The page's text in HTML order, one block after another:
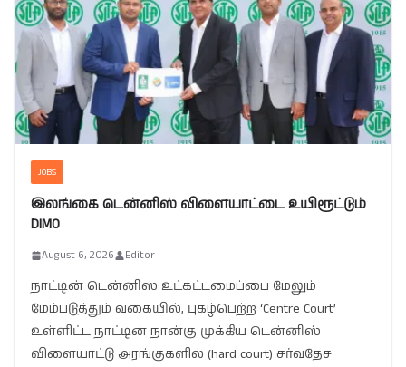
JOBS
இலங்கை டென்னிஸ் விளையாட்டை உயிரூட்டும்
DIMO
August 6, 2026 Editor
நாட்டின் டென்னிஸ் உட்கட்டமைப்பை மேலும்
மேம்படுத்தும் வகையில், புகழ்பெற்ற ‘Centre Court’
உள்ளிட்ட நாட்டின் நான்கு முக்கிய டென்னிஸ்
விளையாட்டு அரங்குகளில் (hard court) சர்வதேச